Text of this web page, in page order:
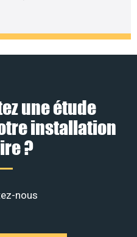
une étude
installation
?
nous